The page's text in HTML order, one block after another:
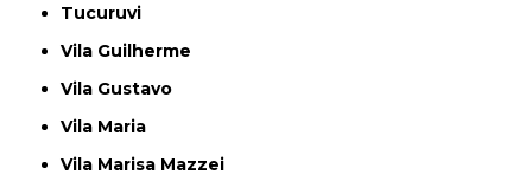
Tucuruvi
Vila Guilherme
Vila Gustavo
Vila Maria
Vila Marisa Mazzei